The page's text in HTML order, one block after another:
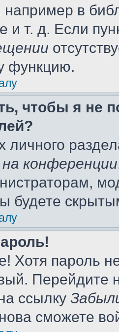
в
и т. д. Если
функцию.
чтобы я не
личного
конференции
будете
Хотя пароль
Перейдите
ссылку
сможете